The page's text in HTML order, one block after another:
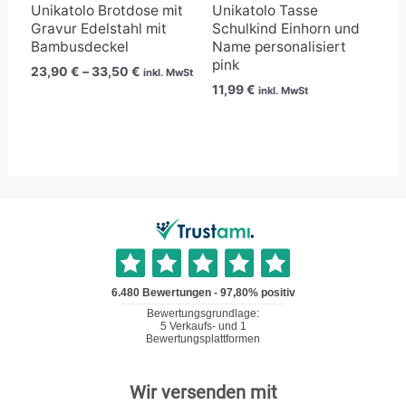
Unikatolo Brotdose mit
Gravur Edelstahl mit
Bambusdeckel
23,90 € –33,50 € inkl. MwSt
Unikatolo Tasse
Schulkind Einhorn und
Name personalisiert
pink
11,99€ inkl. MwSt
Wir versenden mit